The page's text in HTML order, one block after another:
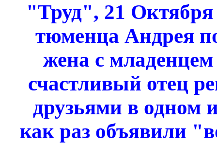
"Труд", 21 Октября
тюменца Андрея
жена с
счастливый отец
друзьями в одном
как раз объявили